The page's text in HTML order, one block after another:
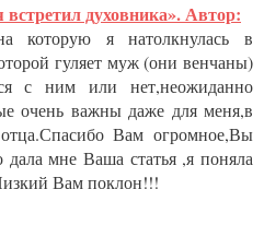
встретил духовника». Автор:
которую я натолкнулась в
гуляет муж (они венчаны)
с ним или нет,неожиданно
очень важны даже для меня,в
Вам огромное,Вы
дала мне Ваша статья ,я поняла
Вам поклон!!!